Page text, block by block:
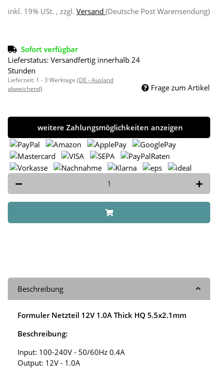
inkl. 19% USt. , zzgl. Versand (Deutsche Post Warensendung)
Sofort verfügbar
Lieferstatus: Versandfertig innerhalb 24
Stunden
Lieferzeit: 1 - 3 Werktage (DE - Ausland
abweichend)
Frage zum Artikel
weitere Zahlungsmöglichkeiten anzeigen
Beschreibung
Formuler Netzteil 12V 1.0A Thick HQ 5.5x2.1mm
Beschreibung:
Input: 100-240V - 50/60Hz 0.4A
Output: 12V - 1.0A